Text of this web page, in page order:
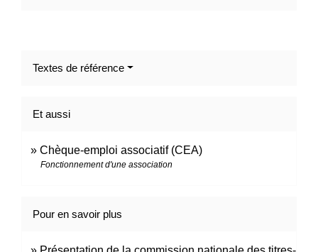
Textes de référence
Et aussi
Chèque-emploi associatif (CEA)
Fonctionnement d'une association
Pour en savoir plus